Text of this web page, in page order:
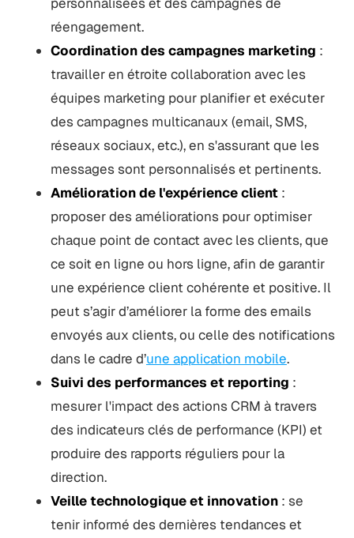
réengagement.
Coordination des campagnes marketing :
travailler en étroite collaboration avec les
équipes marketing pour planifier et exécuter
des campagnes multicanaux (email, SMS,
réseaux sociaux, etc.), en s'assurant que les
messages sont personnalisés et pertinents.
Amélioration de l'expérience client:
proposer des améliorations pour optimiser
chaque point de contact avec les clients, que
ce soit en ligne ou hors ligne, afin de garantir
une expérience client cohérente et positive. Il
peut s’agir d’améliorer la forme des emails
envoyés aux clients, ou celle des notifications
dans le cadre d’une application mobile.
Suivi des performances et reporting :
mesurer l'impact des actions CRM à travers
des indicateurs clés de performance (KPI) et
produire des rapports réguliers pour la
direction.
Veille technologique et innovation: se
tenir informé des dernières tendances et